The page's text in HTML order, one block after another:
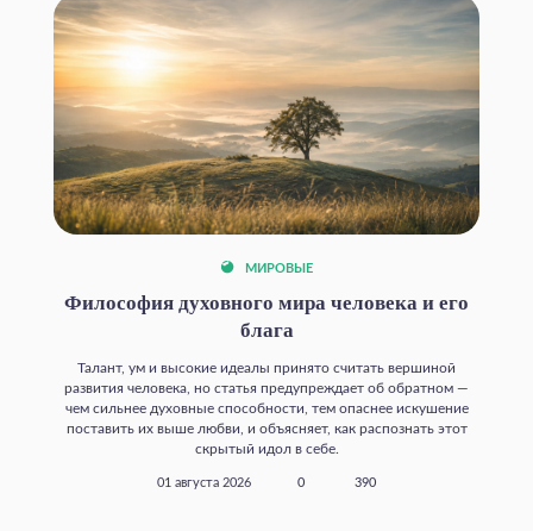
МИРОВЫЕ
Философия духовного мира человека и его
блага
Талант, ум и высокие идеалы принято считать вершиной
развития человека, но статья предупреждает об обратном —
чем сильнее духовные способности, тем опаснее искушение
поставить их выше любви, и объясняет, как распознать этот
скрытый идол в себе.
01 августа 2026 0 390